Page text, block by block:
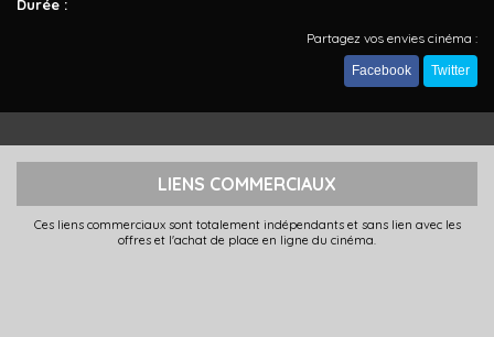
Durée :
Partagez vos envies cinéma :
Facebook Twitter
LIENS COMMERCIAUX
Ces liens commerciaux sont totalement indépendants et sans lien avec les
offres et l'achat de place en ligne du cinéma.